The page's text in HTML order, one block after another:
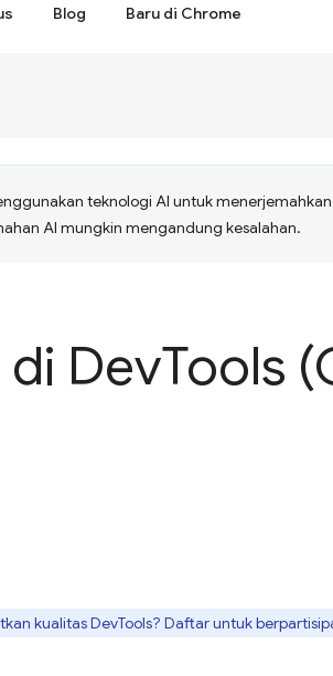
Blog Baru di Chrome
teknologi AI untuk
AI mungkin mengandung kesalahan.
di DevTools
kualitas DevTools? Daftar untuk